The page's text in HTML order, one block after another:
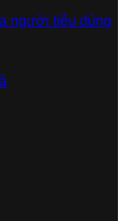
người tiêu dùng